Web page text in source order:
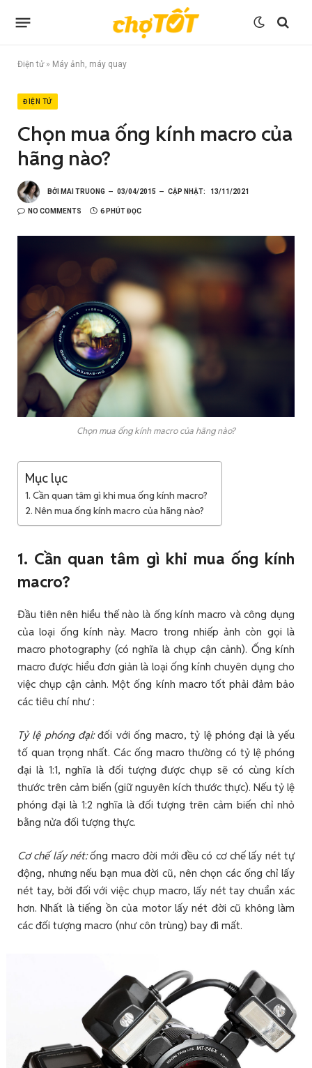
Điện tử» Máy ảnh, máy quay
ĐIỆN TỬ
Chọn mua ống kính macro của
hãng nào?
BỞI MAI TRUONG 03/04/2015 CẬP NHẬT: 13/11/2021
NO COMMENTS 6 PHÚT ĐỌC
Chọn mua ống kính macro của hãng nào?
Mục lục
1. Cần quan tâm gì khi mua ống kính macro?
2. Nên mua ống kính macro của hãng nào?
1. Cần quan tâm gì khi mua ống kính
macro?
Đầu tiên nên hiểu thế nào là ống kính macro và công dụng
của loại ống kính này. Macro trong nhiếp ảnh còn gọi là
macro photography (có nghĩa là chụp cận cảnh). Ống kính
macro được hiểu đơn giản là loại ống kính chuyên dụng cho
việc chụp cận cảnh. Một ống kính macro tốt phải đảm bảo
các tiêu chí như :
Tỷ lệ phóng đại:đối với ống macro, tỷ lệ phóng đại là yếu
tố quan trọng nhất. Các ống macro thường có tỷ lệ phóng
đại là 1:1, nghĩa là đối tượng được chụp sẽ có cùng kích
thước trên cảm biến (giữ nguyên kích thước thực). Nếu tỷ lệ
phóng đại là 1:2 nghĩa là đối tượng trên cảm biến chỉ nhỏ
bằng nửa đối tượng thực.
Cơ chế lấy nét:ống macro đời mới đều có cơ chế lấy nét tự
động, nhưng nếu bạn mua đời cũ, nên chọn các ống chỉ lấy
nét tay, bởi đối với việc chụp macro, lấy nét tay chuẩn xác
hơn. Nhất là tiếng ồn của motor lấy nét đời cũ không làm
các đối tượng macro (như côn trùng) bay đi mất.